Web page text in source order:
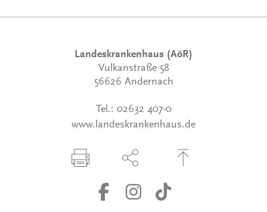
Landeskrankenhaus (AöR)
Vulkanstraße 58
56626 Andernach
Tel.: 02632 407-0
www.landeskrankenhaus.de